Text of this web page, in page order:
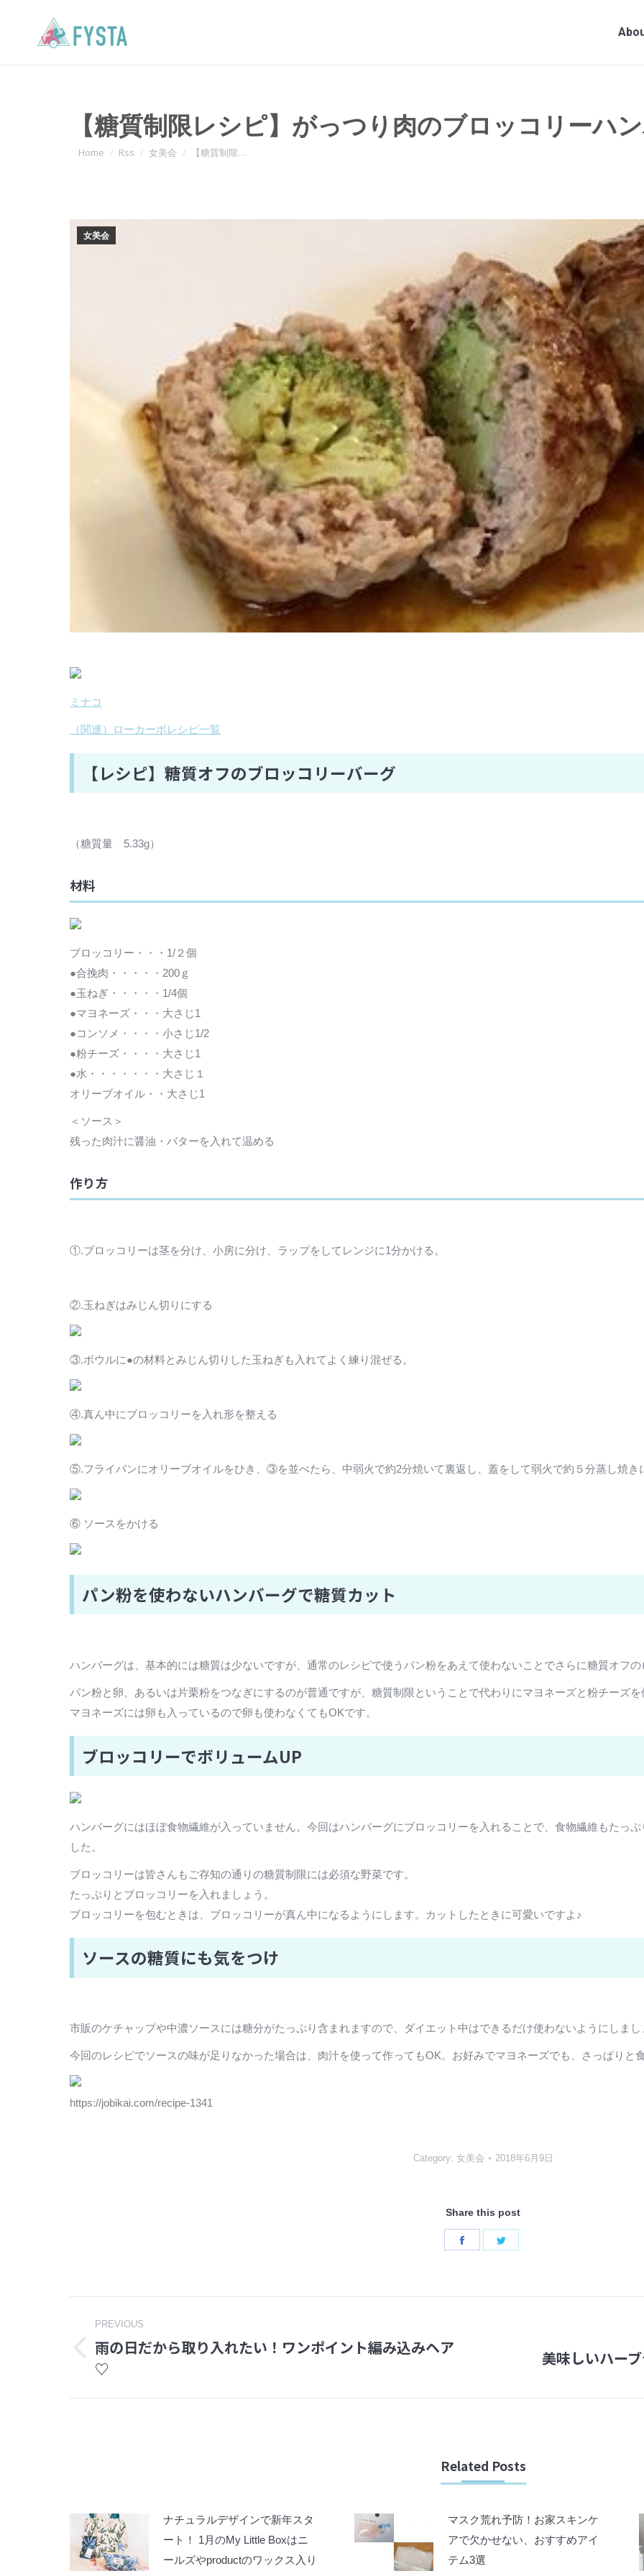
【糖質制限レシピ】がっつり肉のブロッコリーハ
You are here:
Home Rss 女美会 【糖質制限…
女美会
ミナコ
（関連）ローカーボレシピ一覧
【レシピ】糖質オフのブロッコリーバーグ
（糖質量 5.33g）
材料
ブロッコリー・・・1/２個
●合挽肉・・・・・200ｇ
●玉ねぎ・・・・・1/4個
●マヨネーズ・・・大さじ1
●コンソメ・・・・小さじ1/2
●粉チーズ・・・・大さじ1
●水・・・・・・・大さじ１
オリーブオイル・・大さじ1
＜ソース＞
残った肉汁に醤油・バターを入れて温める
作り方
①.ブロッコリーは茎を分け、小房に分け、ラップをしてレンジに1分かける。
②.玉ねぎはみじん切りにする
③.ボウルに●の材料とみじん切りした玉ねぎも入れてよく練り混ぜる。
④.真ん中にブロッコリーを入れ形を整える
⑤.フライパンにオリーブオイルをひき、③を並べたら、中弱火で約2分焼いて裏返し、蓋をして弱火で約５分蒸し焼き
⑥ ソースをかける
パン粉を使わないハンバーグで糖質カット
ハンバーグは、基本的には糖質は少ないですが、通常のレシピで使うパン粉をあえて使わないことでさらに糖質オフ
パン粉と卵、あるいは片栗粉をつなぎにするのが普通ですが、糖質制限ということで代わりにマヨネーズと粉チーズ
マヨネーズには卵も入っているので卵も使わなくてもOKです。
ブロッコリーでボリュームUP
ハンバーグにはほぼ食物繊維が入っていません。今回はハンバーグにブロッコリーを入れることで、食物繊維もたっ
した。
ブロッコリーは皆さんもご存知の通りの糖質制限には必須な野菜です。
たっぷりとブロッコリーを入れましょう。
ブロッコリーを包むときは、ブロッコリーが真ん中になるようにします。カットしたときに可愛いですよ♪
ソースの糖質にも気をつけ
市販のケチャップや中濃ソースには糖分がたっぷり含まれますので、ダイエット中はできるだけ使わないようにしまし
今回のレシピでソースの味が足りなかった場合は、肉汁を使って作ってもOK。お好みでマヨネーズでも、さっぱりと
https://jobikai.com/recipe-1341
Category: 女美会 2018年6月9日
Share this post
Share
Post
navigation
PREVIOUS
Previous
post:
雨の日だから取り入れたい！ワンポイント編み込みヘア
♡
美味しいハー
Related Posts
ナチュラルデザインで新年スタ
ート！ 1月のMy Little Boxはニ
ールズやproductのワックス入り
マスク荒れ予防！お家スキンケ
アで欠かせない、おすすめアイ
テム3選